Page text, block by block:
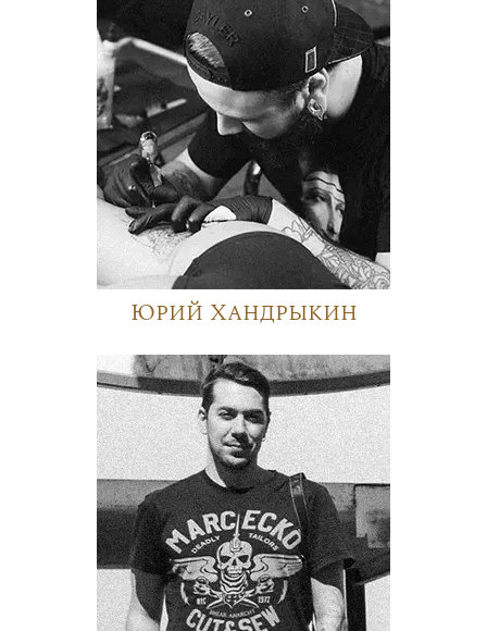
Юрий Хандрыкин